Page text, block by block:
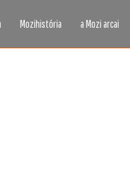
Mozihistória a Mozi arcai